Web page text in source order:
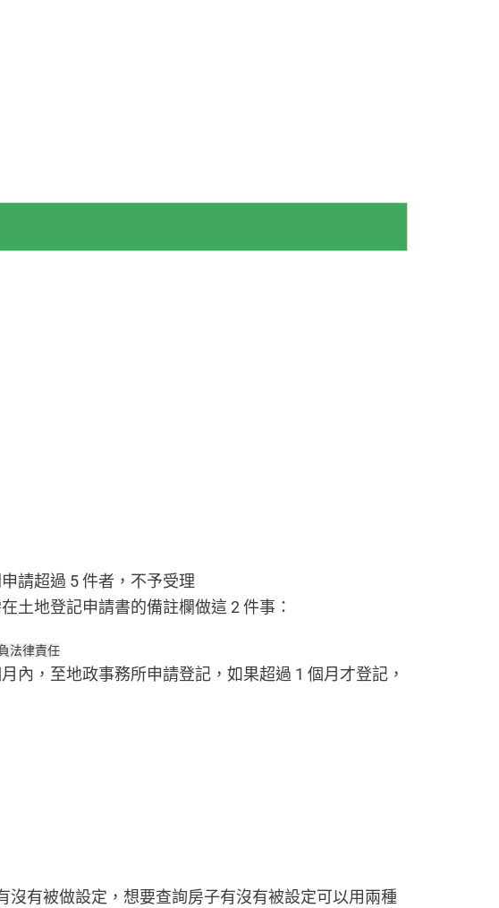
請超過 5 件者，不予受理
土地登記申請書的備註欄做這 2 件事：
法律責任
內，至地政事務所申請登記，如果超過 1 個月才登記，
有被做設定，想要查詢房子有沒有被設定可以用兩種